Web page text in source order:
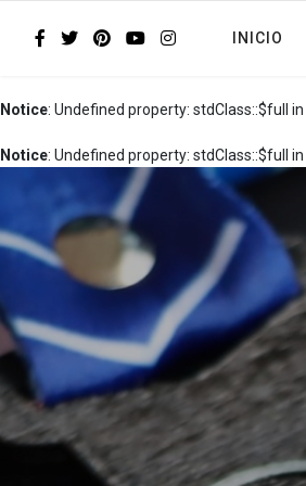
INICIO
Notice: Undefined property: stdClass::$full in
Notice: Undefined property: stdClass::$full in